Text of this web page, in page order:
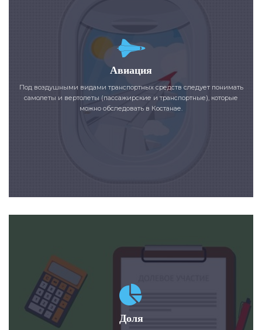
Авиация
Под воздушными видами транспортных средств следует понимать
самолеты и вертолеты (пассажирские и транспортные), которые
можно обследовать в Костанае.
Доля